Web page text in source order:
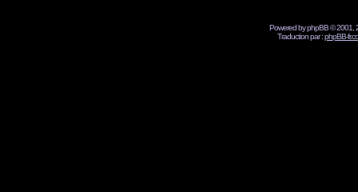
Powered by phpBB © 2001,
Traduction par :phpBB-